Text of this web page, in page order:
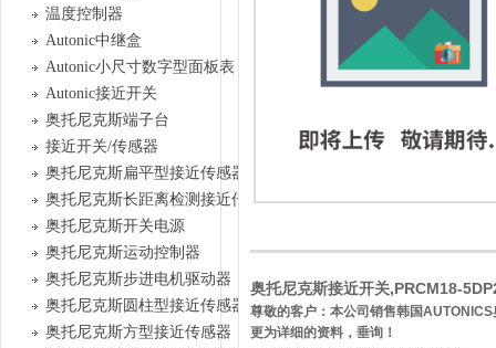
温度控制器
Autonic中继盒
Autonic小尺寸数字型面板表
Autonic接近开关
奥托尼克斯端子台
接近开关/传感器
奥托尼克斯扁平型接近传感器
奥托尼克斯长距离检测接近传感器
奥托尼克斯开关电源
奥托尼克斯运动控制器
奥托尼克斯步进电机驱动器
奥托尼克斯圆柱型接近传感器
奥托尼克斯方型接近传感器
奥托尼克斯接近开关,PRCM18-
尊敬的客户：本公司销售韩国
更为详细的资料，垂询！